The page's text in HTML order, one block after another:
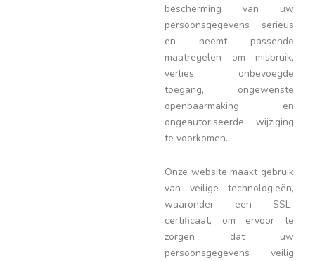
bescherming van uw
persoonsgegevens serieus
en neemt passende
maatregelen om misbruik,
verlies, onbevoegde
toegang, ongewenste
openbaarmaking en
ongeautoriseerde wijziging
te voorkomen.
Onze website maakt gebruik
van veilige technologieën,
waaronder een SSL-
certificaat, om ervoor te
zorgen dat uw
persoonsgegevens veilig